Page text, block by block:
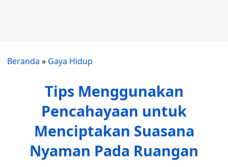
Beranda » Gaya Hidup
Tips Menggunakan
Pencahayaan untuk
Menciptakan Suasana
Nyaman Pada Ruangan